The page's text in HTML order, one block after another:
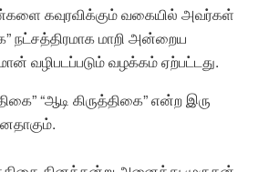
கவுரவிக்கும் வகையில் அவர்கள்
நட்சத்திரமாக மாறி அன்றைய
வழிபடப்படும் வழக்கம் ஏற்பட்டது.
“ஆடி கிருத்திகை” என்ற இரு